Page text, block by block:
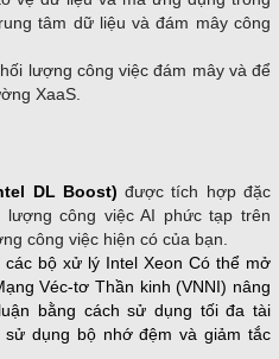
tâm dữ liệu và đám mây công
lượng công việc đám mây và để
XaaS.
DL Boost) được tích hợp đặc
công việc AI phức tạp trên
công việc hiện có của bạn.
bộ xử lý Intel Xeon Có thể mở
Véc-tơ Thần kinh (VNNI) nâng
bằng cách sử dụng tối đa tài
dụng bộ nhớ đệm và giảm tắc